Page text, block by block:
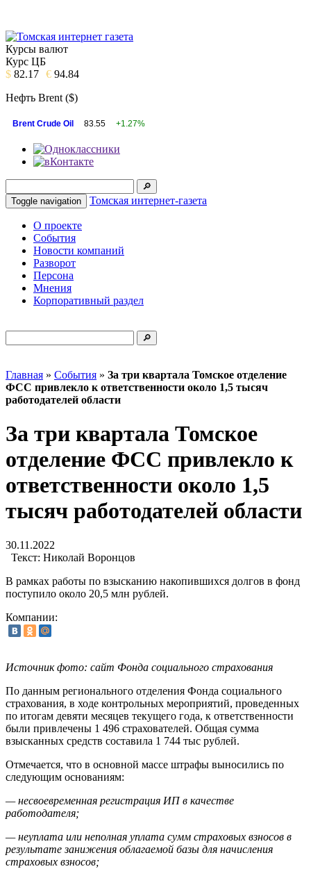
Курсы валют
Курс ЦБ
$ 82.17 € 94.84
Нефть Brent ($)
Brent Crude Oil 83.55 +1.27%
Toggle navigation Томская интернет-газета
О проекте
События
Новости компаний
Разворот
Персона
Мнения
Корпоративный раздел
Главная » События » За три квартала Томское отделение
ФСС привлекло к ответственности около 1,5 тысяч
работодателей области
За три квартала Томское
отделение ФСС привлекло к
ответственности около 1,5
тысяч работодателей области
30.11.2022
Текст: Николай Воронцов
В рамках работы по взысканию накопившихся долгов в фонд
поступило около 20,5 млн рублей.
Компании:
Источник фото: сайт Фонда социального страхования
По данным регионального отделения Фонда социального
страхования, в ходе контрольных мероприятий, проведенных
по итогам девяти месяцев текущего года, к ответственности
были привлечены 1 496 страхователей. Общая сумма
взысканных средств составила 1 744 тыс рублей.
Отмечается, что в основной массе штрафы выносились по
следующим основаниям:
— несвоевременная регистрация ИП в качестве
работодателя;
— неуплата или неполная уплата сумм страховых взносов в
результате занижения облагаемой базы для начисления
страховых взносов;